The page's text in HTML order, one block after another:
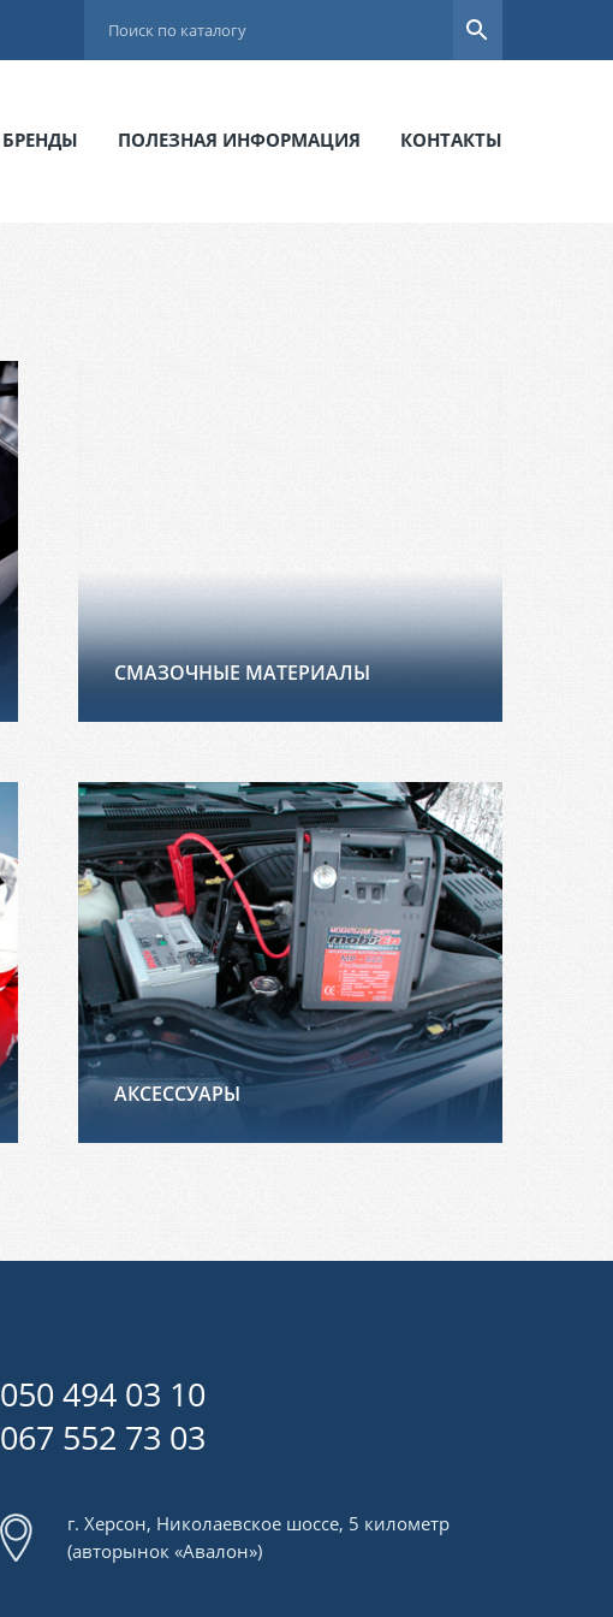
БРЕНДЫ ПОЛЕЗНАЯ ИНФОРМАЦИЯ КОНТАКТЫ
СМАЗОЧНЫЕ МАТЕРИАЛЫ
АКСЕССУАРЫ
050 494 03 10
067 552 73 03
г. Херсон, Николаевское шоссе, 5 километр
(авторынок «Авалон»)